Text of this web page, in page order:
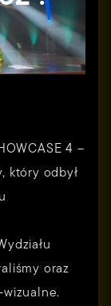
4 –
który odbył
oraz